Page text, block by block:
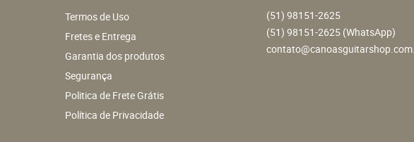
Termos de Uso
Fretes e Entrega
Garantia dos produtos
Segurança
Politica de Frete Grátis
Política de Privacidade
(51) 98151-2625
(51) 98151-2625 (WhatsApp)